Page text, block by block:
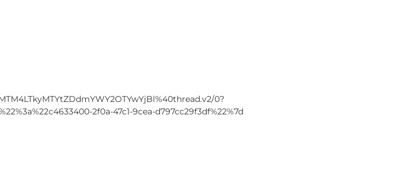
0?
2f0a-47c1-9cea-d797cc29f3df%22%7d